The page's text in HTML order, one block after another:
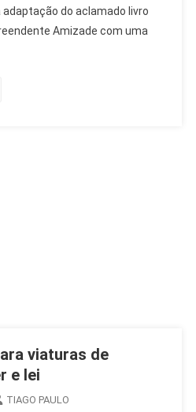
do aclamado livro
Amizade com uma
viaturas de
e lei
TIAGO PAULO